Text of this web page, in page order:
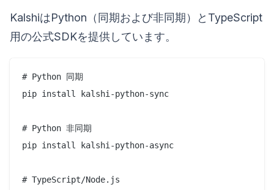
KalshiはPython（同期および非同期）とTypeScript
用の公式SDKを提供しています。
# Python 同期
pip install kalshi-python-sync
# Python 非同期
pip install kalshi-python-async
# TypeScript/Node.js